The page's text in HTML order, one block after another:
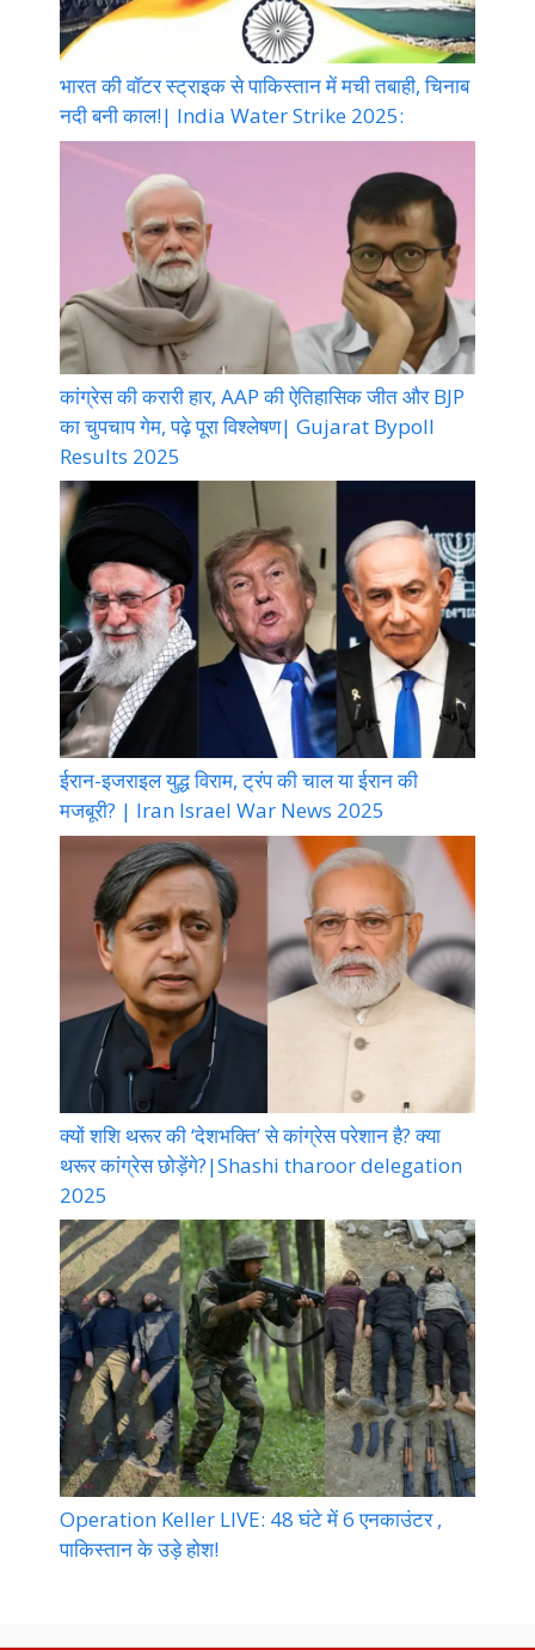
भारत की वॉटर स्ट्राइक से पाकिस्तान में मची तबाही, चिनाब
नदी बनी काल!| India Water Strike 2025:
कांग्रेस की करारी हार, AAP की ऐतिहासिक जीत और BJP
का चुपचाप गेम, पढ़े पूरा विश्लेषण| Gujarat Bypoll
Results 2025
ईरान-इजराइल युद्ध विराम, ट्रंप की चाल या ईरान की
मजबूरी? | Iran Israel War News 2025
क्यों शशि थरूर की ‘देशभक्ति’ से कांग्रेस परेशान है? क्या
थरूर कांग्रेस छोड़ेंगे?|Shashi tharoor delegation
2025
Operation Keller LIVE: 48 घंटे में 6 एनकाउंटर ,
पाकिस्तान के उड़े होश!